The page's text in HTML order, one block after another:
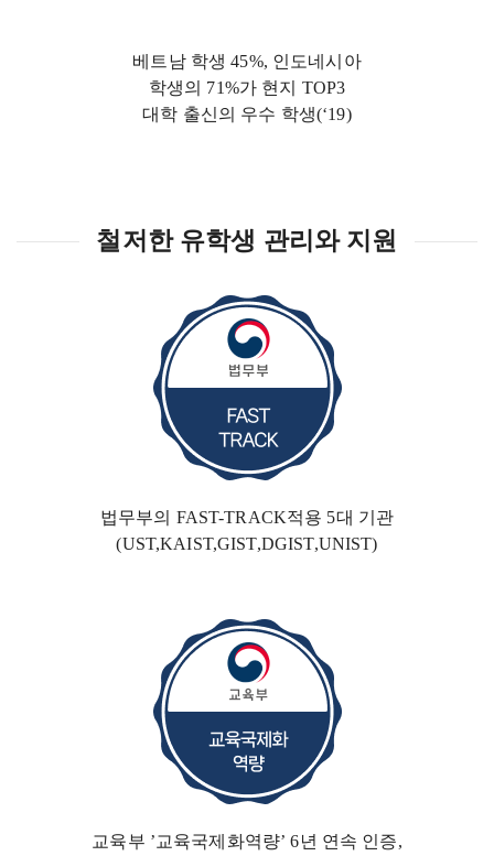
베트남 학생 45%, 인도네시아
학생의 71%가 현지 TOP3
대학 출신의 우수 학생(‘19)
철저한 유학생 관리와 지원
법무부의 FAST-TRACK적용 5대 기관
(UST,KAIST,GIST,DGIST,UNIST)
교육부 ’교육국제화역량’ 6년 연속 인증,